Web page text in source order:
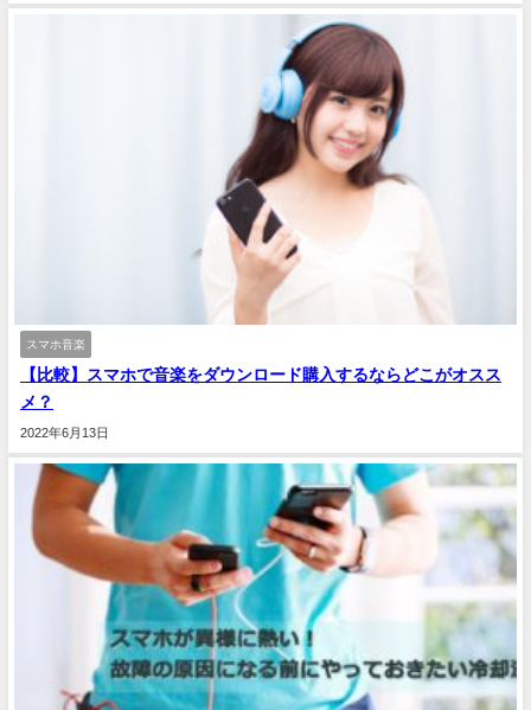
スマホ音楽
【比較】スマホで音楽をダウンロード購入するならどこがオスス
メ？
2022年6月13日